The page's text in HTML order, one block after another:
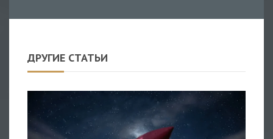
ДРУГИЕ СТАТЬИ